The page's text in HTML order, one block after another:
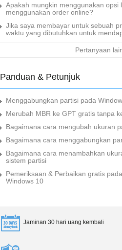
Apakah mungkin menggunakan opsi
menggunakan order online?
Jika saya membayar untuk sebuah
waktu yang dibutuhkan untuk
Pertanyaan
Panduan & Petunjuk
Menggabungkan partisi pada
Merubah MBR ke GPT gratis tanpa
Bagaimana cara mengubah ukuran
Bagaimana cara menggabungkan
Bagaimana cara menambahkan
sistem partisi
Pemeriksaan & Perbaikan gratis
Windows 10
Jaminan 30 hari uang kembali